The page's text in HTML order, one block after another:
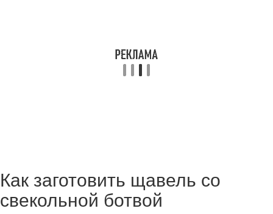
Как заготовить щавель со
свекольной ботвой